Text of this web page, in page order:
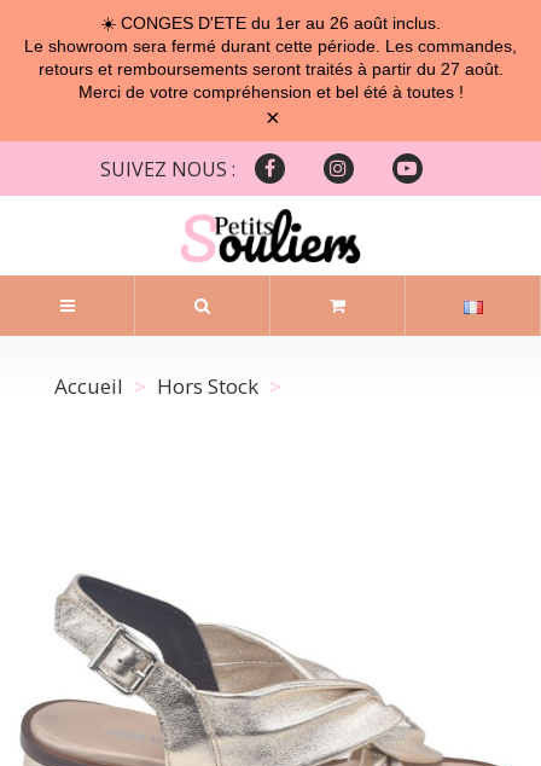
☀️ CONGES D'ETE du 1er au 26 août inclus.
Le showroom sera fermé durant cette période. Les commandes,
retours et remboursements seront traités à partir du 27 août.
Merci de votre compréhension et bel été à toutes !
×
SUIVEZ NOUS :
Accueil Hors Stock